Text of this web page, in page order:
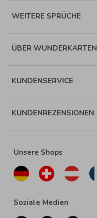
WEITERE SPRÜCHE
ÜBER WUNDERKARTEN
KUNDENSERVICE
KUNDENREZENSIONEN
Unsere Shops
Soziale Medien